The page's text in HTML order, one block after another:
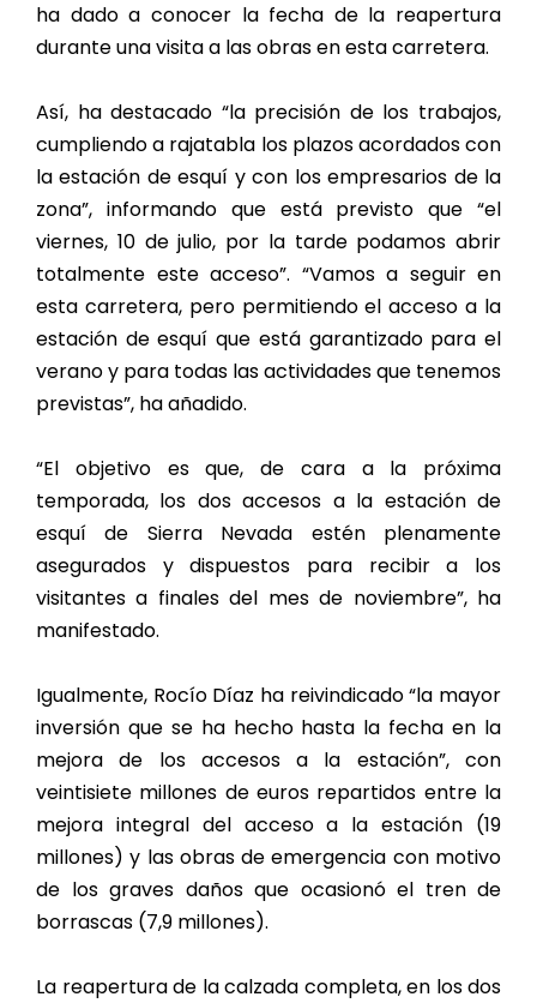
ha dado a conocer la fecha de la reapertura
durante una visita a las obras en esta carretera.
Así, ha destacado “la precisión de los trabajos,
cumpliendo a rajatabla los plazos acordados con
la estación de esquí y con los empresarios de la
zona”, informando que está previsto que “el
viernes, 10 de julio, por la tarde podamos abrir
totalmente este acceso”. “Vamos a seguir en
esta carretera, pero permitiendo el acceso a la
estación de esquí que está garantizado para el
verano y para todas las actividades que tenemos
previstas”, ha añadido.
“El objetivo es que, de cara a la próxima
temporada, los dos accesos a la estación de
esquí de Sierra Nevada estén plenamente
asegurados y dispuestos para recibir a los
visitantes a finales del mes de noviembre”, ha
manifestado.
Igualmente, Rocío Díaz ha reivindicado “la mayor
inversión que se ha hecho hasta la fecha en la
mejora de los accesos a la estación”, con
veintisiete millones de euros repartidos entre la
mejora integral del acceso a la estación (19
millones) y las obras de emergencia con motivo
de los graves daños que ocasionó el tren de
borrascas (7,9 millones).
La reapertura de la calzada completa, en los dos